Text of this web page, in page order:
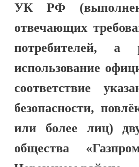
УК РФ
отвечающих
потребителей, а
использование
соответствие
безопасности,
или более лиц)
общества